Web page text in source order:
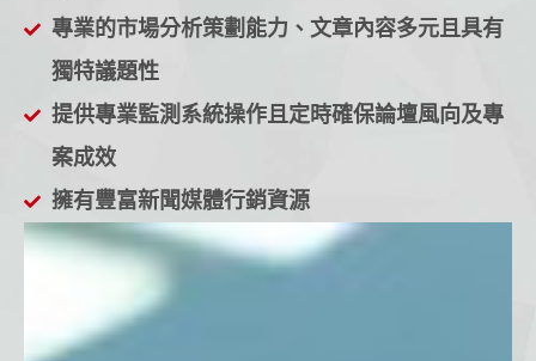
專業的市場分析策劃能力、文章內容多元且具有
獨特議題性
提供專業監測系統操作且定時確保論壇風向及專
案成效
擁有豐富新聞媒體行銷資源